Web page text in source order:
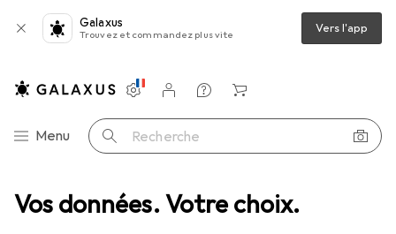
Vos données. Votre choix.
Galaxus
Trouvez et commandez plus vite Vers l'app
Navigation par catégorie
Menu Recherche
Paramètres
Compte client
Listes de comparaison
Listes d'envies
Panier
Clé à douille + douilles Gedore 30 17 Douille 3/8" 6 pans 17 mm